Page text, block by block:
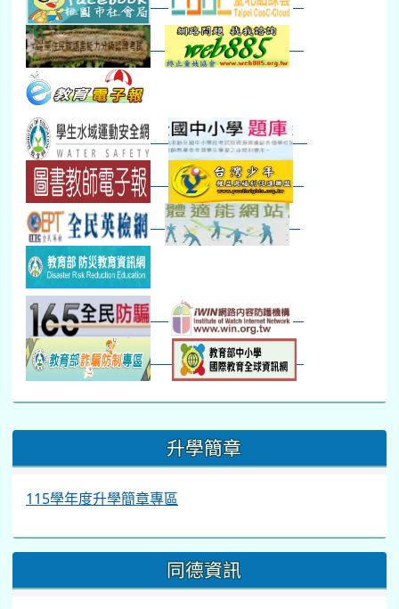
防災演練工作分配及...
30 31 2 3
本週_健康檢查週各班器材負責人訓練
發放班級書箱及晨讀...
技藝教育學程說明會...
12:30幹部訓練七年級新生健檢
本週_友善校園週收學生證、換補教科...
本週_圖書館開放借...
開學日
第一週
超額比序暨免試入學...
::: 升學簡章
115學年度升學簡章專區
同德資訊